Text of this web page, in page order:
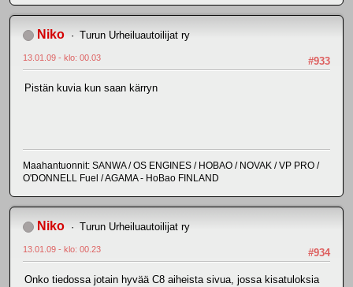
Niko Turun Urheiluautoilijat ry
#933
13.01.09 - klo: 00.03
Pistän kuvia kun saan kärryn
Maahantuonnit: SANWA / OS ENGINES / HOBAO / NOVAK / VP PRO /
O'DONNELL Fuel / AGAMA - HoBao FINLAND
Niko Turun Urheiluautoilijat ry
#934
13.01.09 - klo: 00.23
Onko tiedossa jotain hyvää C8 aiheista sivua, jossa kisatuloksia